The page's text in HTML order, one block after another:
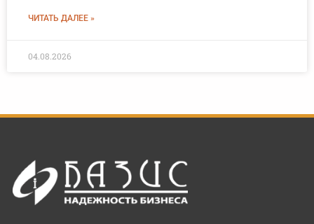
ЧИТАТЬ ДАЛЕЕ »
04.08.2026